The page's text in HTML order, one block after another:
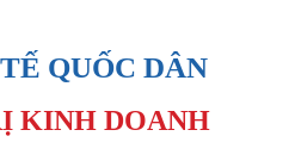
QUỐC DÂN
KINH DOANH